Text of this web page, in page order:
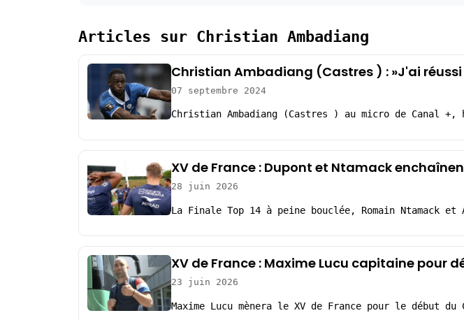
Articles sur Christian Ambadiang
Christian Ambadiang (Castres ) : »J'ai
07 septembre 2024
Christian Ambadiang (Castres ) au micro de Canal +,
XV de France : Dupont et Ntamack
28 juin 2026
La Finale Top 14 à peine bouclée, Romain Ntamack
XV de France : Maxime Lucu capitaine pour
23 juin 2026
Maxime Lucu mènera le XV de France pour le début